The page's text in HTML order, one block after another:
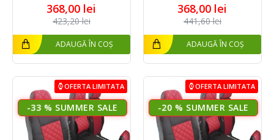
368,00 lei
423,20 lei
ADAUGĂ ÎN COȘ
368,00 lei
441,60 lei
ADAUGĂ ÎN COȘ
OFERTA LIMITATA
-33 %
OFERTA LIMITATA
-20 %